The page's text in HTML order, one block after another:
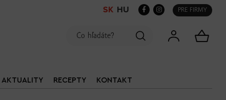
PRE FIRMY
SK HU
AKTUALITY RECEPTY KONTAKT